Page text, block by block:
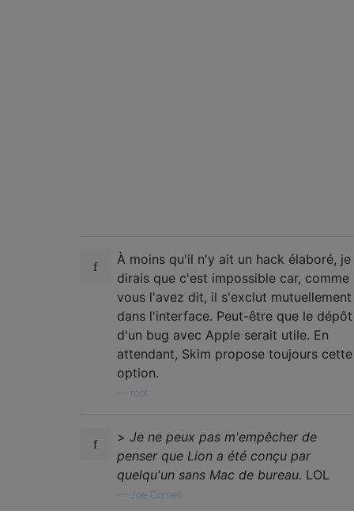
À moins qu'il n'y ait un hack élaboré, je
dirais que c'est impossible car, comme
vous l'avez dit, il s'exclut mutuellement
dans l'interface. Peut-être que le dépôt
d'un bug avec Apple serait utile. En
attendant, Skim propose toujours cette
option.
root
> Je ne peux pas m'empêcher de
penser que Lion a été conçu par
quelqu'un sans Mac de bureau. LOL
Joe Corneli